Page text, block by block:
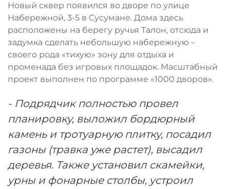
Новый сквер появился во дворе по улице
Набережной, 3-5 в Сусумане. Дома здесь
расположены на берегу ручья Талон, отсюда и
задумка сделать небольшую набережную –
своего рода «тихую» зону для отдыха и
променада без игровых площадок. Масштабный
проект выполнен по программе «1000 дворов».
- Подрядчик полностью провел
планировку, выложил бордюрный
камень и тротуарную плитку, посадил
газоны (травка уже растет), высадил
деревья. Также установил скамейки,
урны и фонарные столбы, устроил